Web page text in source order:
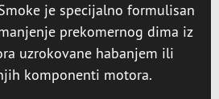
je specijalno formulisan
prekomernog dima iz
uzrokovane habanjem ili
komponenti motora.